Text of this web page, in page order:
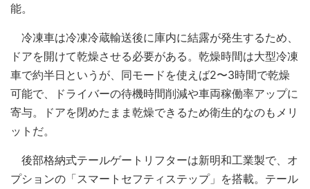
能。
冷凍車は冷凍冷蔵輸送後に庫内に結露が発生するため、
ドアを開けて乾燥させる必要がある。乾燥時間は大型冷凍
車で約半日というが、同モードを使えば2〜3時間で乾燥
可能で、ドライバーの待機時間削減や車両稼働率アップに
寄与。ドアを閉めたまま乾燥できるため衛生的なのもメリ
ットだ。
後部格納式テールゲートリフターは新明和工業製で、オ
プションの「スマートセフティステップ」を搭載。テール